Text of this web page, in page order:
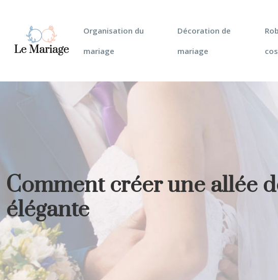
Organisation du
mariage
Décoration de
mariage
Comment créer une allée
élégante